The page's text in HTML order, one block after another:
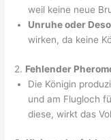
weil keine neue
Unruhe oder
wirken, da keine
2. Fehlender
Die Königin
und am Flugloch
diese, wirkt das